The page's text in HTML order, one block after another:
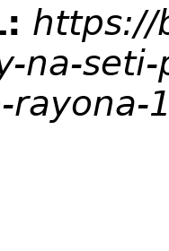
https://
na-
rayona-